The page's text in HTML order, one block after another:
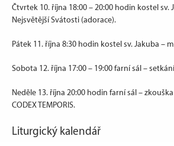
Čtvrtek 10. října 18:00 – 20:00 hodin kostel sv.
Nejsvětější Svátosti (adorace).
Pátek 11. října 8:30 hodin kostel sv. Jakuba –
Sobota 12. října 17:00 – 19:00 farní sál –
Neděle 13. října 20:00 hodin farní sál –
CODEX TEMPORIS.
Liturgický kalendář